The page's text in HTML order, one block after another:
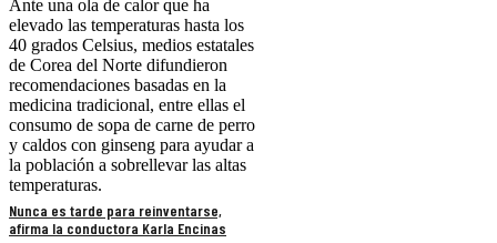
Ante una ola de calor que ha
elevado las temperaturas hasta los
40 grados Celsius, medios estatales
de Corea del Norte difundieron
recomendaciones basadas en la
medicina tradicional, entre ellas el
consumo de sopa de carne de perro
y caldos con ginseng para ayudar a
la población a sobrellevar las altas
temperaturas.
Nunca es tarde para reinventarse,
afirma la conductora Karla Encinas